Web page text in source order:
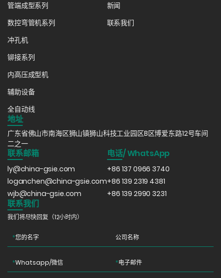
管端成型系列
数控弯管机系列
冲孔机
铆接系列
内高压成型机
辅助设备
全自动线
新闻
联系我们
地址
广东省佛山市南海区狮山镇狮山科技工业园区B区博爱东路12号车间
二之一
联系邮箱
ly@china-gsie.com
loganchen@china-gsie.com
wjb@china-gsie.com
电话/ WhatsApp
+86 137 0966 3740
+86 139 2319 4381
+86 139 2990 3231
联系我们
我们将尽快回复（12小时内）
*您的名字 公司名称
*Whatsapp/微信 *电子邮件